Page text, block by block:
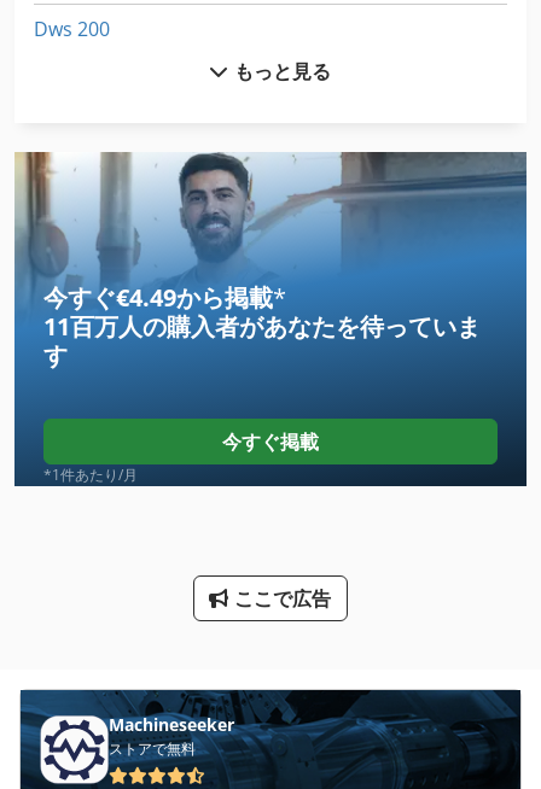
Dws 200
Hsc 20 Linear
International 433
Ls 703
Ng 200
その他
その他 の アクセサリー
サーボモーター
油圧モーター
洗車
もっと見る
今すぐ€4.49から掲載*
11百万人の購入者があなたを待っていま
す
今すぐ掲載
*1件あたり/月
ここで広告
Machineseeker
ストアで無料